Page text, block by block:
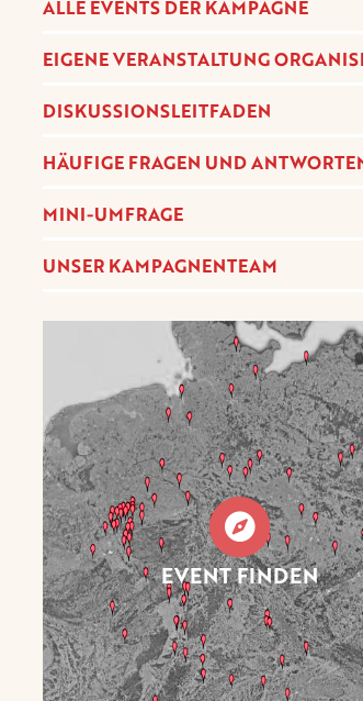
ALLE EVENTS DER KAMPAGNE
EIGENE VERANSTALTUNG
DISKUSSIONSLEITFADEN
HÄUFIGE FRAGEN UND
MINI-UMFRAGE
UNSER KAMPAGNENTEAM
EVENT FINDEN